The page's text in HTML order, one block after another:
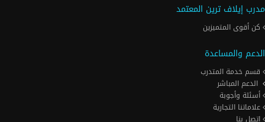
مدرب إيلاف ترين المعتمد
كن أقوى المتميزين
الدعم والمساعدة
قسم خدمة المتدرب
الدعم المباشر
أسئلة وأجوبة
علاماتنا التجارية
اتصل بنا